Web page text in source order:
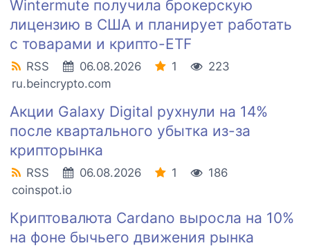
Wintermute получила брокерскую
лицензию в США и планирует работать
с товарами и крипто-ETF
RSS 06.08.2026 1
223
ru.beincrypto.com
Акции Galaxy Digital рухнули на 14%
после квартального убытка из-за
крипторынка
RSS 06.08.2026 1
186
coinspot.io
Криптовалюта Cardano выросла на 10%
на фоне бычьего движения рынка